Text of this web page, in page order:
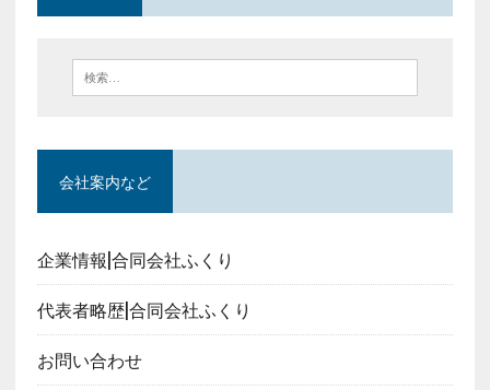
会社案内など
企業情報|合同会社ふくり
代表者略歴|合同会社ふくり
お問い合わせ